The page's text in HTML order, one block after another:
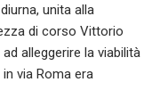
unita alla
di corso Vittorio
alleggerire la viabilità
via Roma era